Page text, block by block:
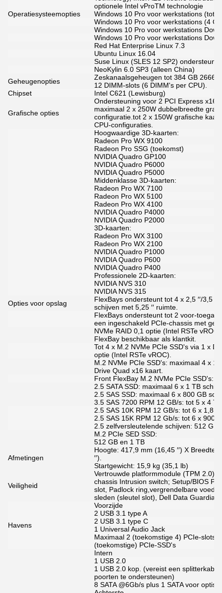
optionele Intel vProTM technologie
Operatiesysteemopties
Windows 10 Pro voor werkstations (tot
Windows 10 Pro voor werkstations (4
Windows 10 Pro voor werkstations
Windows 10 Pro voor werkstations
Red Hat Enterprise Linux 7.3
Ubuntu Linux 16.04
Suse Linux (SLES 12 SP2) ondersteund
NeoKylin 6.0 SP3 (alleen China)
Geheugenopties
Zeskanaalsgeheugen tot 384 GB
12 DIMM-slots (6 DIMM's per CPU).
Chipset
Intel C621 (Lewisburg)
Grafische opties
Ondersteuning voor 2 PCI Express x16
maximaal 2 x 250W dubbelbreedte
configuratie.tot 2 x 150W grafische
CPU-configuraties.
Hoogwaardige 3D-kaarten:
Radeon Pro WX 9100
Radeon Pro SSG (toekomst)
NVIDIA Quadro GP100
NVIDIA Quadro P6000
NVIDIA Quadro P5000
Middenklasse 3D-kaarten:
Radeon Pro WX 7100
Radeon Pro WX 5100
Radeon Pro WX 4100
NVIDIA Quadro P4000
NVIDIA Quadro P2000
3D-kaarten:
Radeon Pro WX 3100
Radeon Pro WX 2100
NVIDIA Quadro P1000
NVIDIA Quadro P600
NVIDIA Quadro P400
Professionele 2D-kaarten:
NVIDIA NVS 310
NVIDIA NVS 315
Opties voor opslag
FlexBays ondersteunt tot 4 x 2,5 ′′/3,5 ′′
schijven met 5,25 ′′ ruimte.
FlexBays ondersteunt tot 2 voor-
een ingeschakeld PCIe-chassis met
NVMe RAID 0,1 optie (Intel RSTe
FlexBay beschikbaar als klantkit.
Tot 4 x M.2 NVMe PCIe SSD's via 1 x
optie (Intel RSTe vROC).
M.2 NVMe PCIe SSD's: maximaal 4 x 1
Drive Quad x16 kaart.
Front FlexBay M.2 NVMe PCIe SSD's:
2.5 SATA SSD: maximaal 6 x 1 TB
2.5 SAS SSD: maximaal 6 x 800 GB
3.5 SAS 7200 RPM 12 GB/s: tot 5 x 4 TB
2.5 SAS 10K RPM 12 GB/s: tot 6 x 1,8
2.5 SAS 15K RPM 12 Gb/s: tot 6 x 900
2.5 zelfversleutelende schijven: 512 GB
M.2 PCIe SED SSD:
512 GB en 1 TB
Afmetingen
Hoogte: 417,9 mm (16,45 ′′) X
′′).
Startgewicht: 15,9 kg (35,1 lb)
Veiligheid
Vertrouwde platformmodule (TPM 2.0);
chassis Intrusion switch; Setup/BIOS
slot, Padlock ring,vergrendelbare
sleden (sleutel slot), Dell Data
Havens
Voorzijde
2 USB 3.1 type A
2 USB 3.1 type C
1 Universal Audio Jack
Maximaal 2 (toekomstige 4) PCIe-slots
(toekomstige) PCIe-SSD's
Intern
1 USB 2.0
1 USB 2.0 kop. (vereist een
poorten te ondersteunen)
8 SATA @6Gb/s plus 1 SATA voor